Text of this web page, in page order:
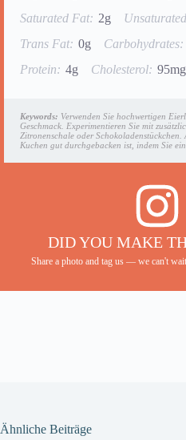
Saturated Fat: 2g
Trans Fat: 0g Carbohydrates:
Protein: 4g Cholesterol: 95mg
Keywords: Verwenden Sie hochwertigen
Geschmack. Experimentieren Sie mit
Zitronenschale oder Schokoladenstückchen.
Kuchen gut durchgebacken ist, indem Sie
DID YOU MAKE
Share a photo and tag us — we can't
Ähnliche Beiträge